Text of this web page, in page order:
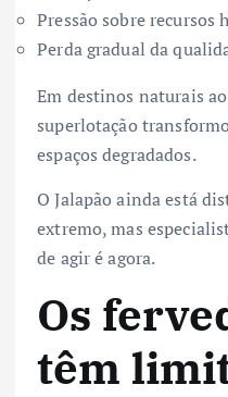
Pressão sobre recursos
Perda gradual da
Em destinos naturais
superlotação
espaços degradados.
O Jalapão ainda está
extremo, mas
de agir é agora.
Os
têm